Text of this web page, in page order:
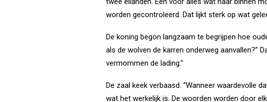
worden gecontroleerd. Dat lijkt sterk op wat
De koning begon langzaam te begrijpen hoe
als de wolven de karren onderweg aanvallen?”
vermommen de lading.”
De zaal keek verbaasd. “Wanneer waardevolle
wat het werkelijk is. De woorden worden door